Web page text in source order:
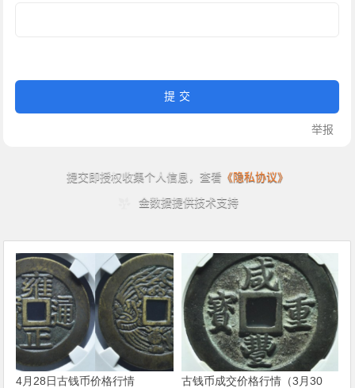
4月28日古钱币价格行情
古钱币成交价格行情（3月30